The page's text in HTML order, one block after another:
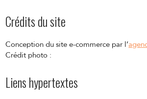
Crédits du site
Conception du site e-commerce par l’
Crédit photo :
Liens hypertextes